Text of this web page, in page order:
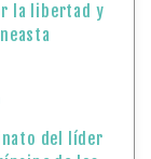
la libertad y
del líder